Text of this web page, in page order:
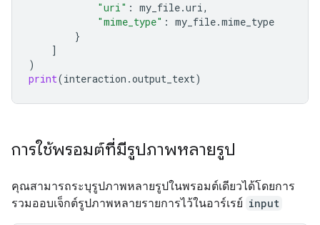
"uri" : my_file.uri,
"mime_type" : my_file.mime_type
}
]
)
print(interaction .output_text)
การใช้พรอมต์ที่มีรูปภาพหลายรูป
คุณสามารถระบุรูปภาพหลายรูปในพรอมต์เดียวได้โดยการ
รวมออบเจ็กต์รูปภาพหลายรายการไว้ในอาร์เรย์ input